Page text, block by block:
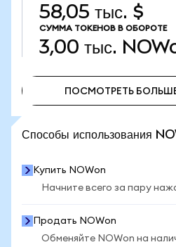
58,05 тыс. $
СУММА ТОКЕНОВ В ОБОРОТЕ
3,00 тыс.
ПОСМОТРЕТЬ
Способы использования
Купить NOWon
Начните всего за пару
Продать NOWon
Обменяйте NOWon на